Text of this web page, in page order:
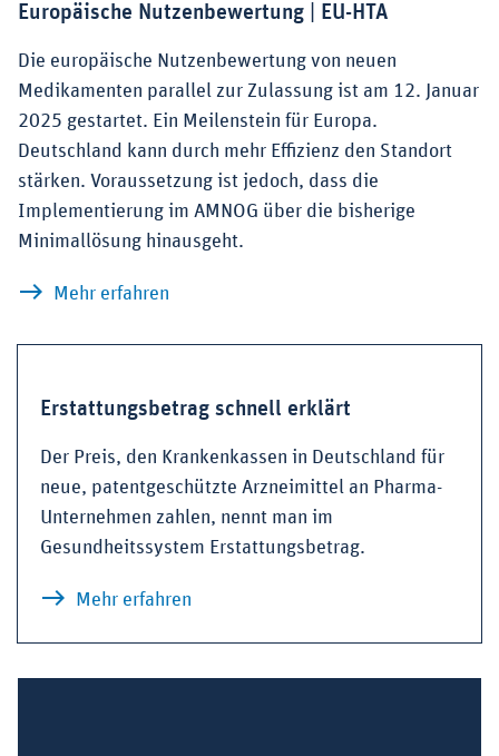
Europäische Nutzenbewertung | EU-HTA
Die europäische Nutzenbewertung von neuen
Medikamenten parallel zur Zulassung ist am 12. Januar
2025 gestartet. Ein Meilenstein für Europa.
Deutschland kann durch mehr Effizienz den Standort
stärken. Voraussetzung ist jedoch, dass die
Implementierung im AMNOG über die bisherige
Minimallösung hinausgeht.
Mehr erfahren
Erstattungsbetrag schnell erklärt
Der Preis, den Krankenkassen in Deutschland für
neue, patentgeschützte Arzneimittel an Pharma-
Unternehmen zahlen, nennt man im
Gesundheitssystem Erstattungsbetrag.
Mehr erfahren